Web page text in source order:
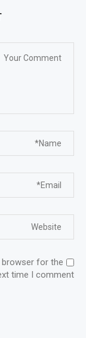
browser for the
time I comment.